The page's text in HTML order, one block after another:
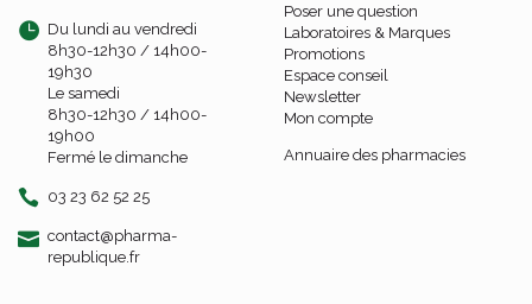
Du lundi au vendredi
8h30-12h30 / 14h00-
19h30
Le samedi
8h30-12h30 / 14h00-
19h00
Fermé le dimanche
03 23 62 52 25
contact-
@-
pharma-
republique.fr
Poser une question
Laboratoires & Marques
Promotions
Espace conseil
Newsletter
Mon compte
Annuaire des pharmacies